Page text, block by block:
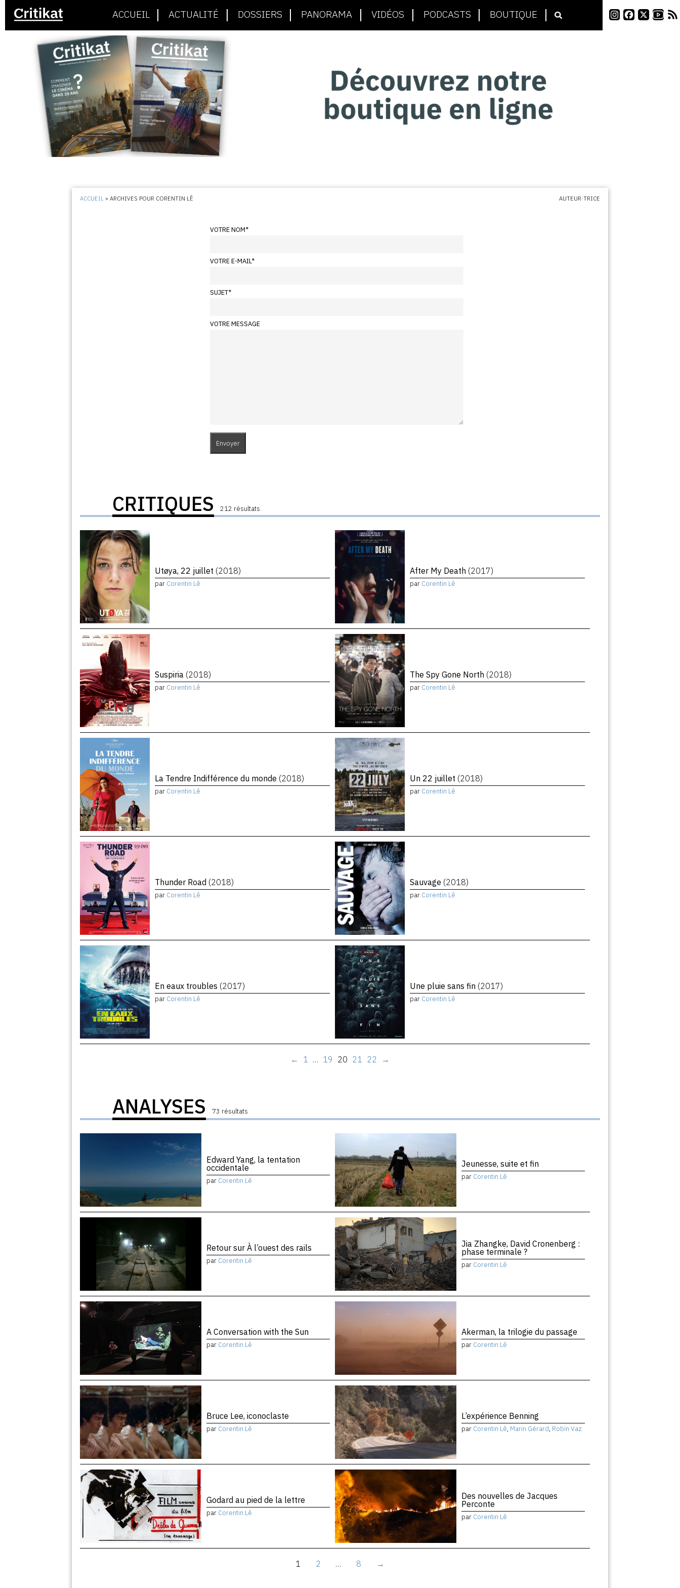
ACCUEIL ACTUALITÉ DOSSIERS PANORAMA VIDÉOS PODCASTS BOUTIQUE
ACCUEIL »ARCHIVES POUR CORENTIN LÊ AUTEUR·TRICE
VOTRE NOM*
VOTRE E-MAIL*
SUJET*
VOTRE MESSAGE
CRITIQUES 212 résultats
Utøya, 22 juillet (2018)
par Corentin Lê
After My Death (2017)
par Corentin Lê
Suspiria (2018)
par Corentin Lê
The Spy Gone North (2018)
par Corentin Lê
La Tendre Indifférence du monde (2018)
par Corentin Lê
Un 22 juillet (2018)
par Corentin Lê
Thunder Road (2018)
par Corentin Lê
Sauvage (2018)
par Corentin Lê
En eaux troubles (2017)
par Corentin Lê
Une pluie sans fin (2017)
par Corentin Lê
← 1 … 19 20 21 22 →
ANALYSES 73 résultats
Edward Yang, la tentation
occidentale
par Corentin Lê
Jeunesse, suite et fin
par Corentin Lê
Retour sur À l’ouest des rails
par Corentin Lê
Jia Zhangke, David Cronenberg :
phase terminale ?
par Corentin Lê
A Conversation with the Sun
par Corentin Lê
Akerman, la trilogie du passage
par Corentin Lê
Bruce Lee, iconoclaste
par Corentin Lê
L’expérience Benning
par Corentin Lê, Marin Gérard, Robin Vaz
Godard au pied de la lettre
par Corentin Lê
Des nouvelles de Jacques
Perconte
par Corentin Lê
1 2 … 8 →